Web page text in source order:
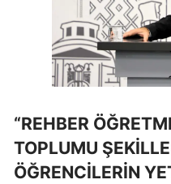
“REHBER
TOPLUMU
ÖĞRENCİLERİN